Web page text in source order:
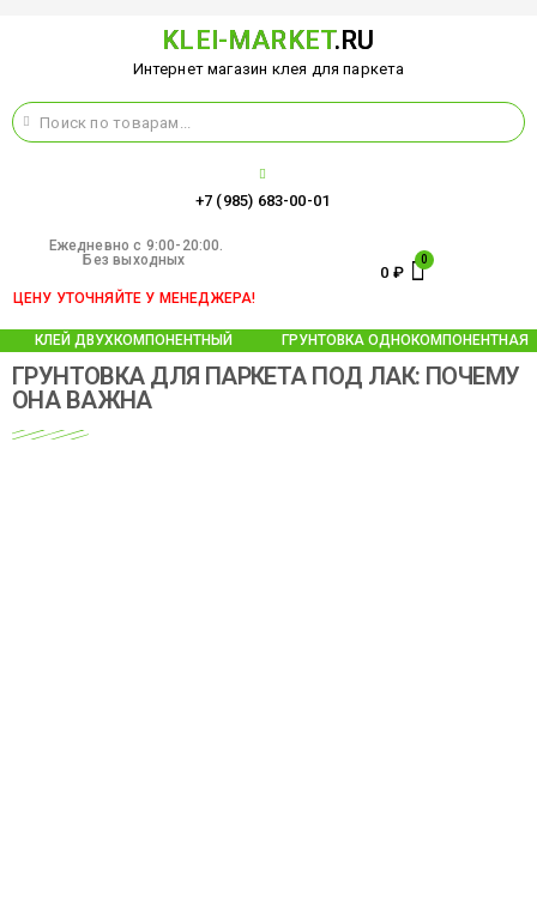
KLEI-MARKET.RU
Интернет магазин клея для паркета
+7 (985) 683-00-01
Ежедневно c 9:00-20:00.
Без выходных
ЦЕНУ УТОЧНЯЙТЕ У МЕНЕДЖЕРА!
0 ₽
КЛЕЙ ДВУХКОМПОНЕНТНЫЙ ГРУНТОВКА ОДНОКОМПОНЕНТНАЯ
ГРУНТОВКА ДЛЯ ПАРКЕТА ПОД ЛАК: ПОЧЕМУ
ОНА ВАЖНА